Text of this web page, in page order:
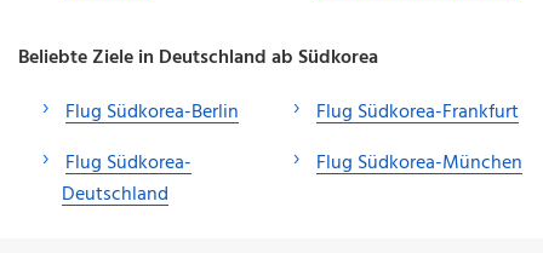
Beliebte Ziele in Deutschland ab Südkorea
Flug Südkorea-Berlin
Flug Südkorea-
Deutschland
Flug Südkorea-Frankfurt
Flug Südkorea-München